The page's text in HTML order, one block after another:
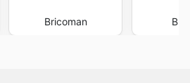
Bricoman